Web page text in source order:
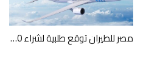
مصر للطيران توقع طلبية لشراء 10 طائرات من طراز إيرباص A350-900